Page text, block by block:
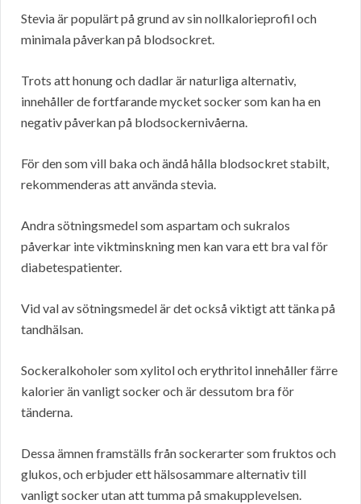
Stevia är populärt på grund av sin nollkalorieprofil och
minimala påverkan på blodsockret.
Trots att honung och dadlar är naturliga alternativ,
innehåller de fortfarande mycket socker som kan ha en
negativ påverkan på blodsockernivåerna.
För den som vill baka och ändå hålla blodsockret stabilt,
rekommenderas att använda stevia.
Andra sötningsmedel som aspartam och sukralos
påverkar inte viktminskning men kan vara ett bra val för
diabetespatienter.
Vid val av sötningsmedel är det också viktigt att tänka på
tandhälsan.
Sockeralkoholer som xylitol och erythritol innehåller färre
kalorier än vanligt socker och är dessutom bra för
tänderna.
Dessa ämnen framställs från sockerarter som fruktos och
glukos, och erbjuder ett hälsosammare alternativ till
vanligt socker utan att tumma på smakupplevelsen.